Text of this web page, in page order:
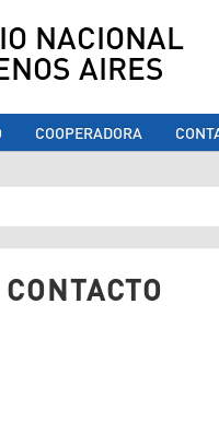
NACIONAL
AIRES
COOPERADORA
aquí